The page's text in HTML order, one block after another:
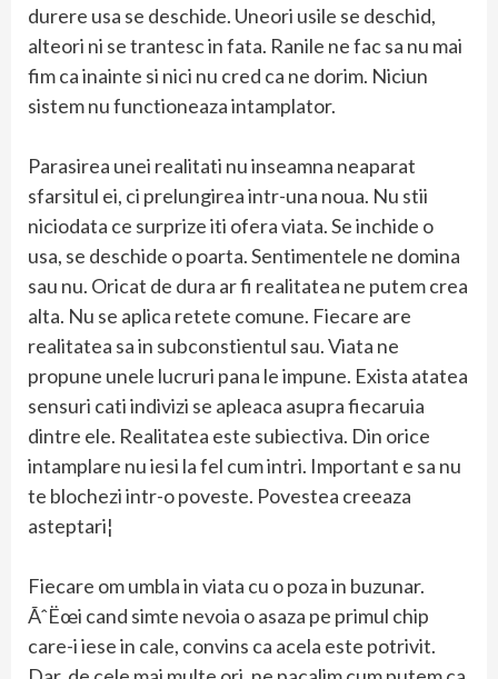
durere usa se deschide. Uneori usile se deschid,
alteori ni se trantesc in fata. Ranile ne fac sa nu mai
fim ca inainte si nici nu cred ca ne dorim. Niciun
sistem nu functioneaza intamplator.
Parasirea unei realitati nu inseamna neaparat
sfarsitul ei, ci prelungirea intr-una noua. Nu stii
niciodata ce surprize iti ofera viata. Se inchide o
usa, se deschide o poarta. Sentimentele ne domina
sau nu. Oricat de dura ar fi realitatea ne putem crea
alta. Nu se aplica retete comune. Fiecare are
realitatea sa in subconstientul sau. Viata ne
propune unele lucruri pana le impune. Exista atatea
sensuri cati indivizi se apleaca asupra fiecaruia
dintre ele. Realitatea este subiectiva. Din orice
intamplare nu iesi la fel cum intri. Important e sa nu
te blochezi intr-o poveste. Povestea creeaza
asteptari¦
Fiecare om umbla in viata cu o poza in buzunar.
ÃˆËœi cand simte nevoia o asaza pe primul chip
care-i iese in cale, convins ca acela este potrivit.